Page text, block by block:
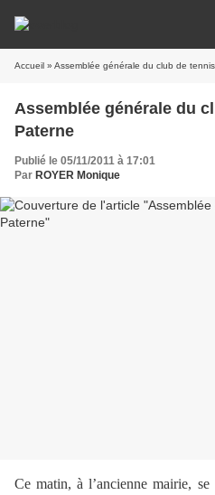
Accueil » Assemblée générale du club de
Assemblée générale du
Paterne
Publié le 05/11/2011 à 17:01
Par ROYER Monique
Ce matin, à l’ancienne mairie, se